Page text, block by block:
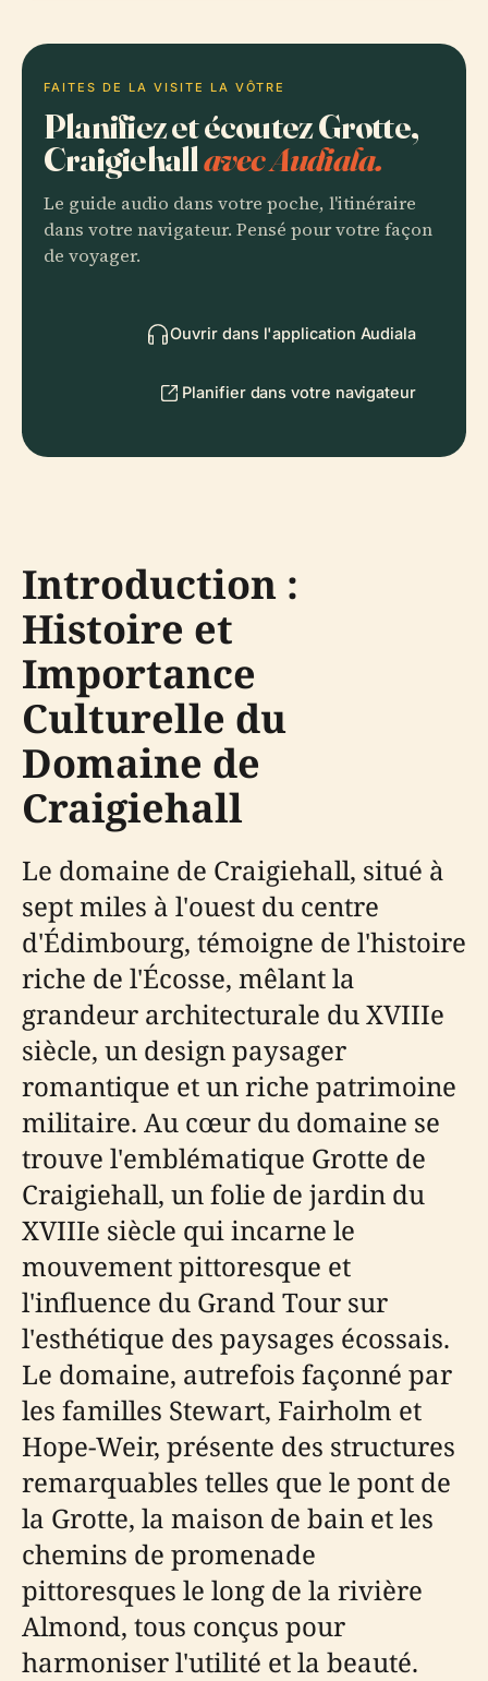
FAITES DE LA VISITE LA VÔTRE
Planifiez et écoutez Grotte,
Craigiehallavec Audiala.
Le guide audio dans votre poche, l'itinéraire
dans votre navigateur. Pensé pour votre façon
de voyager.
Ouvrir dans l'application Audiala
Planifier dans votre navigateur
Introduction :
Histoire et
Importance
Culturelle du
Domaine de
Craigiehall
Le domaine de Craigiehall, situé à
sept miles à l'ouest du centre
d'Édimbourg, témoigne de l'histoire
riche de l'Écosse, mêlant la
grandeur architecturale du XVIIIe
siècle, un design paysager
romantique et un riche patrimoine
militaire. Au cœur du domaine se
trouve l'emblématique Grotte de
Craigiehall, un folie de jardin du
XVIIIe siècle qui incarne le
mouvement pittoresque et
l'influence du Grand Tour sur
l'esthétique des paysages écossais.
Le domaine, autrefois façonné par
les familles Stewart, Fairholm et
Hope-Weir, présente des structures
remarquables telles que le pont de
la Grotte, la maison de bain et les
chemins de promenade
pittoresques le long de la rivière
Almond, tous conçus pour
harmoniser l'utilité et la beauté.